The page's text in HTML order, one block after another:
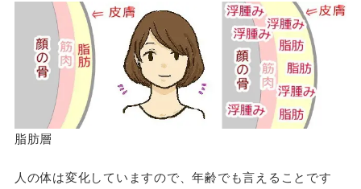
脂肪層
人の体は変化していますので、年齢でも言えることです